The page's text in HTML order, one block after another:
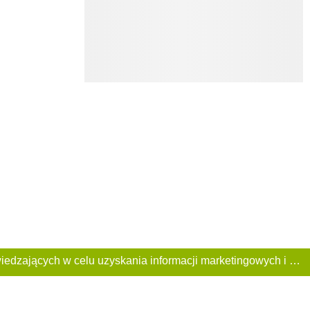
Ta Strona używa plików «cookies». Portal korzysta również z serwisu internetowego do zbierania danych technicznych o odwiedzających w celu uzyskania informacji marketingowych i statystycznych. Warunki przetwarzania danych odwiedzających Stronę, patrz: